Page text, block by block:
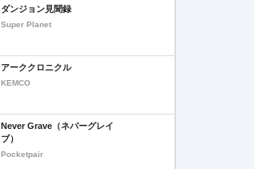
ダンジョン見聞録
Super Planet
アーククロニクル
KEMCO
Never Grave（ネバーグレイ
ブ）
Pocketpair